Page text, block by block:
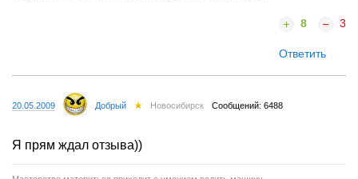
8 3
Ответить
20.05.2009 Добрый Новосибирск Сообщений: 6488
Я прям ждал отзыва))